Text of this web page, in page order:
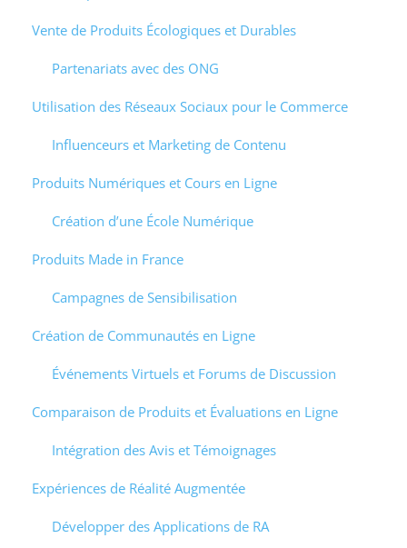
Vente de Produits Écologiques et Durables
Partenariats avec des ONG
Utilisation des Réseaux Sociaux pour le Commerce
Influenceurs et Marketing de Contenu
Produits Numériques et Cours en Ligne
Création d’une École Numérique
Produits Made in France
Campagnes de Sensibilisation
Création de Communautés en Ligne
Événements Virtuels et Forums de Discussion
Comparaison de Produits et Évaluations en Ligne
Intégration des Avis et Témoignages
Expériences de Réalité Augmentée
Développer des Applications de RA